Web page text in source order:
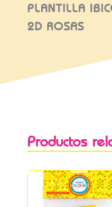
PLANTILLA
2D ROSAS
Productos